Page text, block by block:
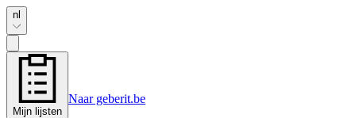
nl
Mijn lijsten
Naar geberit.be